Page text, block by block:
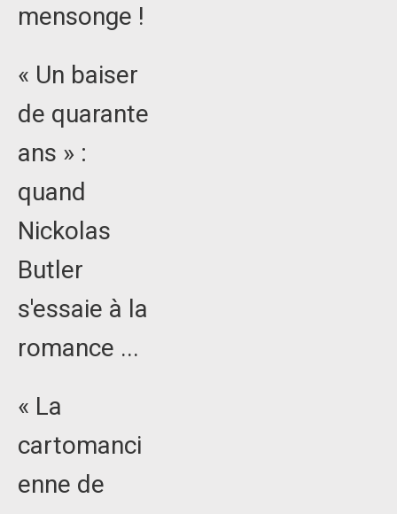
mensonge !
« Un baiser
de quarante
ans » :
quand
Nickolas
Butler
s'essaie à la
romance ...
« La
cartomanci
enne de